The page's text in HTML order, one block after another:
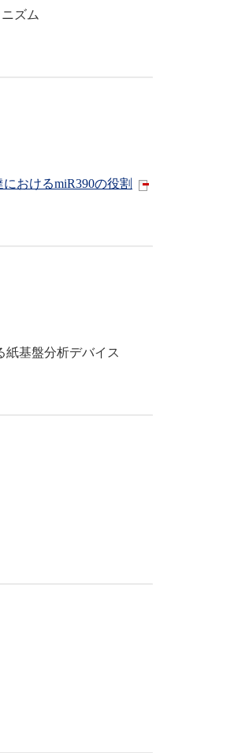
ニズム
におけるmiR390の役割
紙基盤分析デバイス